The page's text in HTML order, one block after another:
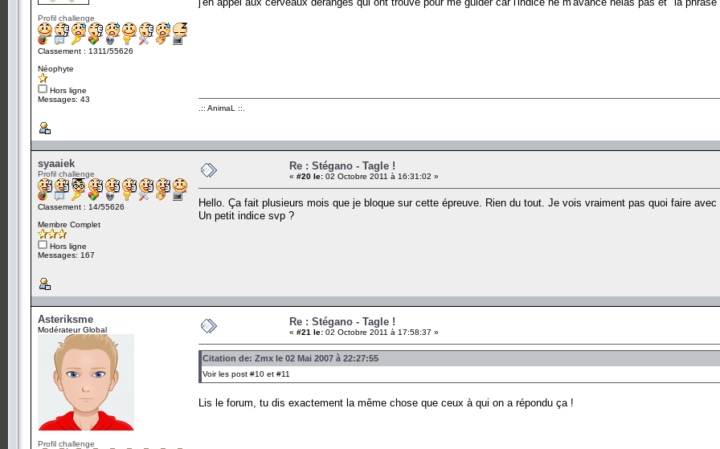
Profil challenge
Classement : 1311/55626
Néophyte
Hors ligne
Messages: 43
.:: AnimaL ::.
syaaiek
Profil challenge
Classement : 14/55626
Membre Complet
Hors ligne
Messages: 167
Re : Stégano - Tagle !
« #20 le: 02 Octobre 2011 à 16:31:02 »
Hello. Ça fait plusieurs mois que je bloque sur cette épreuve. Rien du tout. Je vois vraiment pas quoi faire
Un petit indice svp ?
Asteriksme
Modérateur Global
Profil challenge
Re : Stégano - Tagle !
« #21 le: 02 Octobre 2011 à 17:58:37 »
Citation de: Zmx le 02 Mai 2007 à 22:27:55
Voir les post #10 et #11
Lis le forum, tu dis exactement la même chose que ceux à qui on a répondu ça !